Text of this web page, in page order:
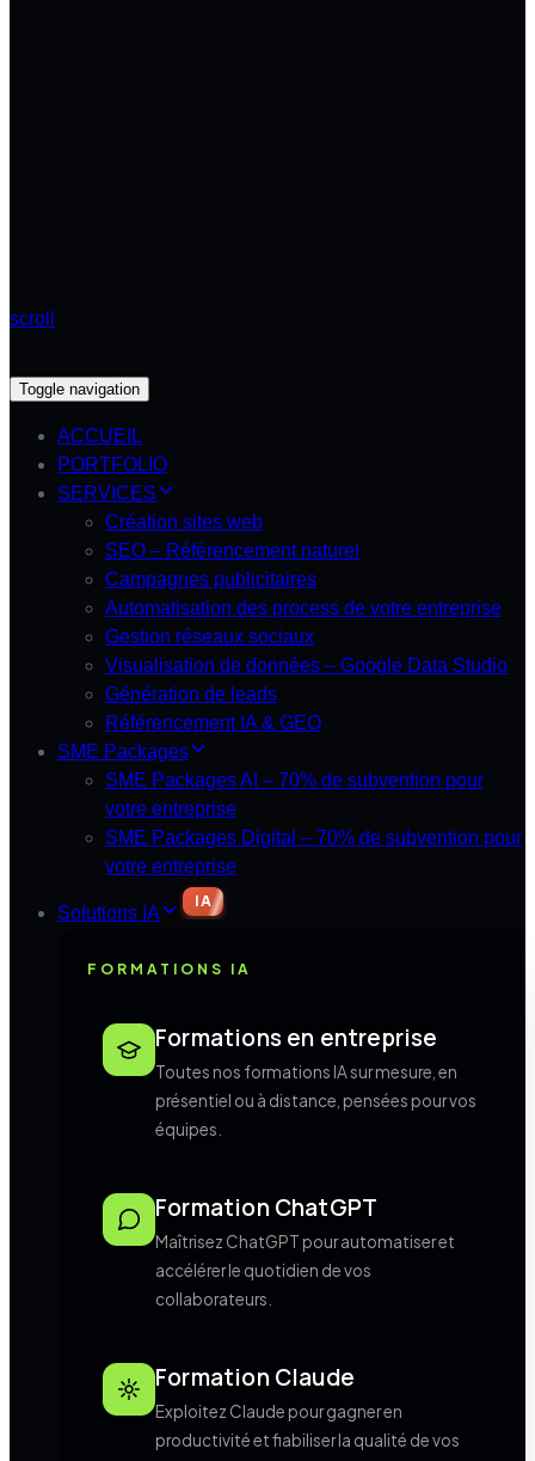
scroll
Toggle navigation
ACCUEIL
PORTFOLIO
SERVICES
Création sites web
SEO – Référencement naturel
Campagnes publicitaires
Automatisation des process de votre entreprise
Gestion réseaux sociaux
Visualisation de données – Google Data Studio
Génération de leads
Référencement IA & GEO
SME Packages
SME Packages AI – 70% de subvention pour
votre entreprise
SME Packages Digital – 70% de subvention pour
votre entreprise
Solutions IA
IA
FORMATIONS IA
Formations en entreprise
Toutes nos formations IA sur mesure, en
présentiel ou à distance, pensées pour vos
équipes.
Formation ChatGPT
Maîtrisez ChatGPT pour automatiser et
accélérer le quotidien de vos
collaborateurs.
Formation Claude
Exploitez Claude pour gagner en
productivité et fiabiliser la qualité de vos